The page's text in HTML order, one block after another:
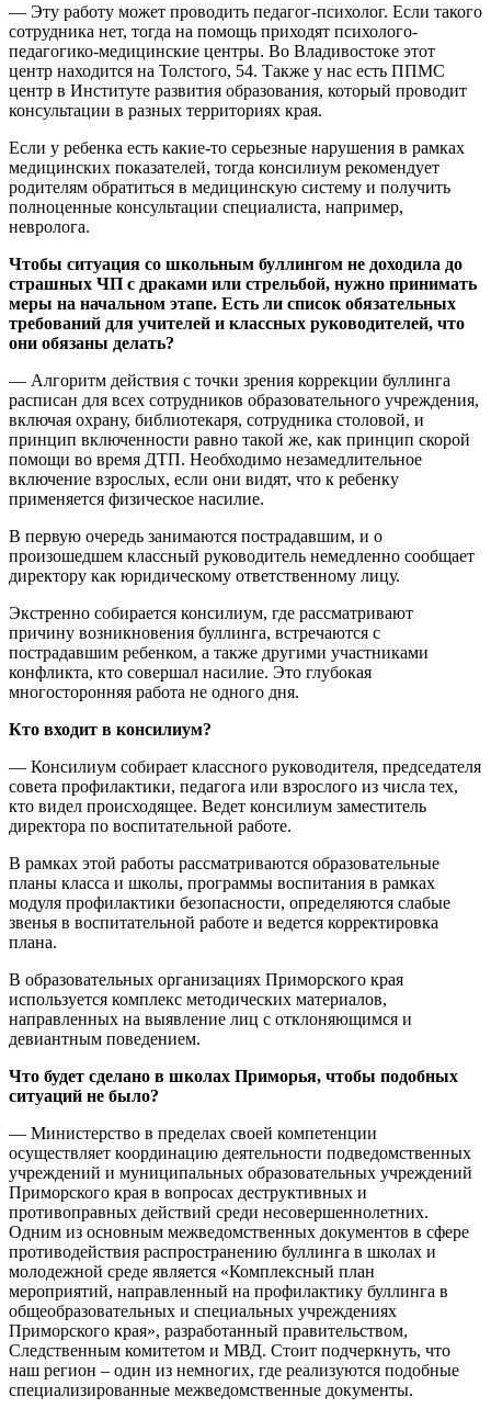
— Эту работу может проводить педагог-психолог. Если такого
сотрудника нет, тогда на помощь приходят психолого-
педагогико-медицинские центры. Во Владивостоке этот
центр находится на Толстого, 54. Также у нас есть ППМС
центр в Институте развития образования, который проводит
консультации в разных территориях края.
Если у ребенка есть какие-то серьезные нарушения в рамках
медицинских показателей, тогда консилиум рекомендует
родителям обратиться в медицинскую систему и получить
полноценные консультации специалиста, например,
невролога.
Чтобы ситуация со школьным буллингом не доходила до
страшных ЧП с драками или стрельбой, нужно принимать
меры на начальном этапе. Есть ли список обязательных
требований для учителей и классных руководителей, что
они обязаны делать?
— Алгоритм действия с точки зрения коррекции буллинга
расписан для всех сотрудников образовательного учреждения,
включая охрану, библиотекаря, сотрудника столовой, и
принцип включенности равно такой же, как принцип скорой
помощи во время ДТП. Необходимо незамедлительное
включение взрослых, если они видят, что к ребенку
применяется физическое насилие.
В первую очередь занимаются пострадавшим, и о
произошедшем классный руководитель немедленно сообщает
директору как юридическому ответственному лицу.
Экстренно собирается консилиум, где рассматривают
причину возникновения буллинга, встречаются с
пострадавшим ребенком, а также другими участниками
конфликта, кто совершал насилие. Это глубокая
многосторонняя работа не одного дня.
Кто входит в консилиум?
— Консилиум собирает классного руководителя, председателя
совета профилактики, педагога или взрослого из числа тех,
кто видел происходящее. Ведет консилиум заместитель
директора по воспитательной работе.
В рамках этой работы рассматриваются образовательные
планы класса и школы, программы воспитания в рамках
модуля профилактики безопасности, определяются слабые
звенья в воспитательной работе и ведется корректировка
плана.
В образовательных организациях Приморского края
используется комплекс методических материалов,
направленных на выявление лиц с отклоняющимся и
девиантным поведением.
Что будет сделано в школах Приморья, чтобы подобных
ситуаций не было?
— Министерство в пределах своей компетенции
осуществляет координацию деятельности подведомственных
учреждений и муниципальных образовательных учреждений
Приморского края в вопросах деструктивных и
противоправных действий среди несовершеннолетних.
Одним из основным межведомственных документов в сфере
противодействия распространению буллинга в школах и
молодежной среде является «Комплексный план
мероприятий, направленный на профилактику буллинга в
общеобразовательных и специальных учреждениях
Приморского края», разработанный правительством,
Следственным комитетом и МВД. Стоит подчеркнуть, что
наш регион – один из немногих, где реализуются подобные
специализированные межведомственные документы.